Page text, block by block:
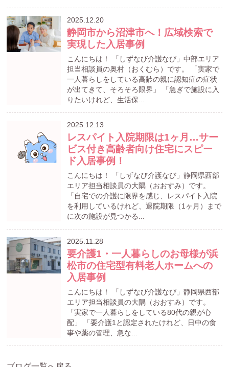
2025.12.20
静岡市から沼津市へ！広域検索で
実現した入居事例
こんにちは！ 「しずなび介護なび」中部エリア
担当相談員の奥村（おくむら）です。 「実家で
一人暮らしをしている高齢の親に認知症の症状
が出てきて、そろそろ限界」 「急ぎで施設に入
りたいけれど、生活保...
2025.12.13
レスパイト入院期限は1ヶ月…サー
ビス付き高齢者向け住宅にスピー
ド入居事例！
こんにちは！ 「しずなび介護なび」静岡県西部
エリア担当相談員の大隅（おおすみ）です。
「自宅での介護に限界を感じ、レスパイト入院
を利用しているけれど、退院期限（1ヶ月）まで
に次の施設が見つかる...
2025.11.28
要介護1・一人暮らしのお母様が浜
松市の住宅型有料老人ホームへの
入居事例
こんにちは！ 「しずなび介護なび」静岡県西部
エリア担当相談員の大隅（おおすみ）です。
「実家で一人暮らしをしている80代の親が心
配」 「要介護1と認定されたけれど、日中の食
事や薬の管理、急な...